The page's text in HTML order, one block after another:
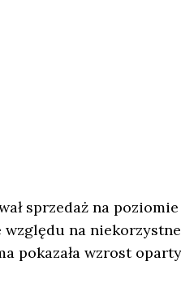
sprzedaż na
względu na
pokazała wzrost